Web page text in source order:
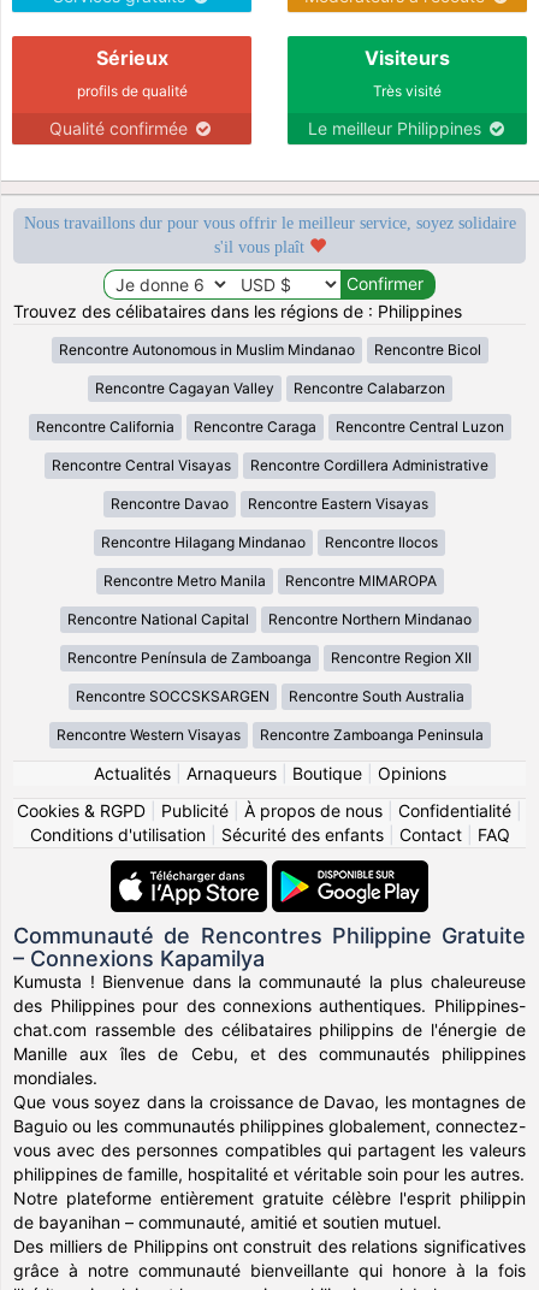
Sérieux
profils de qualité
Qualité confirmée
Visiteurs
Très visité
Le meilleur Philippines
Nous travaillons dur pour vous offrir le meilleur service, soyez solidaire
s'il vous plaît
Trouvez des célibataires dans les régions de : Philippines
Rencontre Autonomous in Muslim Mindanao Rencontre Bicol
Rencontre Cagayan Valley Rencontre Calabarzon
Rencontre California Rencontre Caraga Rencontre Central Luzon
Rencontre Central Visayas Rencontre Cordillera Administrative
Rencontre Davao Rencontre Eastern Visayas
Rencontre Hilagang Mindanao Rencontre Ilocos
Rencontre Metro Manila Rencontre MIMAROPA
Rencontre National Capital Rencontre Northern Mindanao
Rencontre Península de Zamboanga Rencontre Region XII
Rencontre SOCCSKSARGEN Rencontre South Australia
Rencontre Western Visayas Rencontre Zamboanga Peninsula
Actualités| Arnaqueurs| Boutique| Opinions
Cookies & RGPD
Publicité À propos de nous Confidentialité
Conditions d'utilisation| Sécurité des enfants| Contact| FAQ
Communauté de Rencontres Philippine Gratuite
– Connexions Kapamilya
Kumusta ! Bienvenue dans la communauté la plus chaleureuse
des Philippines pour des connexions authentiques. Philippines-
chat.com rassemble des célibataires philippins de l'énergie de
Manille aux îles de Cebu, et des communautés philippines
mondiales.
Que vous soyez dans la croissance de Davao, les montagnes de
Baguio ou les communautés philippines globalement, connectez-
vous avec des personnes compatibles qui partagent les valeurs
philippines de famille, hospitalité et véritable soin pour les autres.
Notre plateforme entièrement gratuite célèbre l'esprit philippin
de bayanihan – communauté, amitié et soutien mutuel.
Des milliers de Philippins ont construit des relations significatives
grâce à notre communauté bienveillante qui honore à la fois